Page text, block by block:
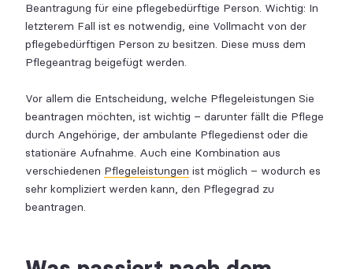
Beantragung für eine pflegebedürftige Person. Wichtig: In
letzterem Fall ist es notwendig, eine Vollmacht von der
pflegebedürftigen Person zu besitzen. Diese muss dem
Pflegeantrag beigefügt werden.
Vor allem die Entscheidung, welche Pflegeleistungen Sie
beantragen möchten, ist wichtig – darunter fällt die Pflege
durch Angehörige, der ambulante Pflegedienst oder die
stationäre Aufnahme. Auch eine Kombination aus
verschiedenen Pflegeleistungen ist möglich – wodurch es
sehr kompliziert werden kann, den Pflegegrad zu
beantragen.